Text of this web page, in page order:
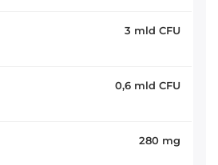
3 mld CFU
0,6 mld CFU
280 mg